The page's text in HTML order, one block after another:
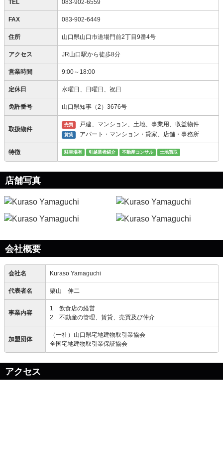
TEL 083-902-6559
FAX 083-902-6449
住所 山口県山口市道場門前2丁目9番4号
アクセス JR山口駅から徒歩8分
営業時間 9:00～18:00
定休日 水曜日、日曜日、祝日
免許番号 山口県知事（2）3676号
取扱物件
売買 戸建、マンション、土地、事業用、収益物件
賃貸 アパート・マンション・貸家、店舗・事務所
特徴 駐車場有 引越業者紹介 不動産コンサル 土地買取
店舗写真
会社概要
会社名 Kuraso Yamaguchi
代表者名 栗山 伸二
事業内容
1 飲食店の経営
2 不動産の管理、賃貸、売買及び仲介
加盟団体
（一社）山口県宅地建物取引業協会
全国宅地建物取引業保証協会
アクセス